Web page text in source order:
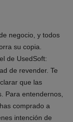
negocio, y todos
su copia.
de UsedSoft:
de revender. Te
que las
Para entendernos,
comprado a
intención de